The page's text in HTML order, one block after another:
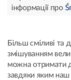
інформації про
Більш сміливі та
змішуванням
можна отримати
завдяки яким наш